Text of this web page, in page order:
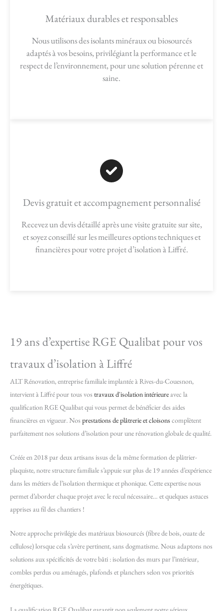
Matériaux durables et responsables
Nous utilisons des isolants minéraux ou biosourcés
adaptés à vos besoins, privilégiant la performance et le
respect de l’environnement, pour une solution pérenne et
saine.
Devis gratuit et accompagnement personnalisé
Recevez un devis détaillé après une visite gratuite sur site,
et soyez conseillé sur les meilleures options techniques et
financières pour votre projet d’isolation à Liffré.
19 ans d’expertise RGE Qualibat pour vos
travaux d’isolation à Liffré
ALT Rénovation, entreprise familiale implantée à Rives-du-Couesnon,
intervient à Liffré pour tous vos travaux d'isolation intérieureavec la
qualification RGE Qualibat qui vous permet de bénéficier des aides
financières en vigueur. Nos prestations de plâtrerie et cloisons complètent
parfaitement nos solutions d’isolation pour une rénovation globale de qualité.
Créée en 2018 par deux artisans issus de la même formation de plâtrier-
plaquiste, notre structure familiale s’appuie sur plus de 19 années d’expérience
dans les métiers de l’isolation thermique et phonique. Cette expertise nous
permet d’aborder chaque projet avec le recul nécessaire… et quelques astuces
apprises au fil des chantiers !
Notre approche privilégie des matériaux biosourcés (fibre de bois, ouate de
cellulose) lorsque cela s’avère pertinent, sans dogmatisme. Nous adaptons nos
solutions aux spécificités de votre bâti : isolation des murs par l’intérieur,
combles perdus ou aménagés, plafonds et planchers selon vos priorités
énergétiques.